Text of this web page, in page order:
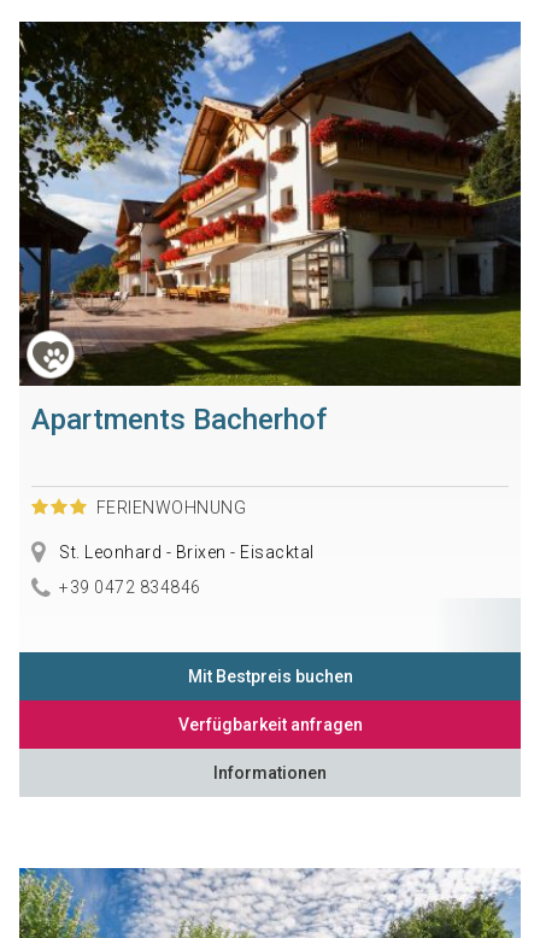
Apartments Bacherhof
FERIENWOHNUNG
St. Leonhard - Brixen - Eisacktal
+39 0472 834846
Mit Bestpreis buchen
Verfügbarkeit anfragen
Informationen